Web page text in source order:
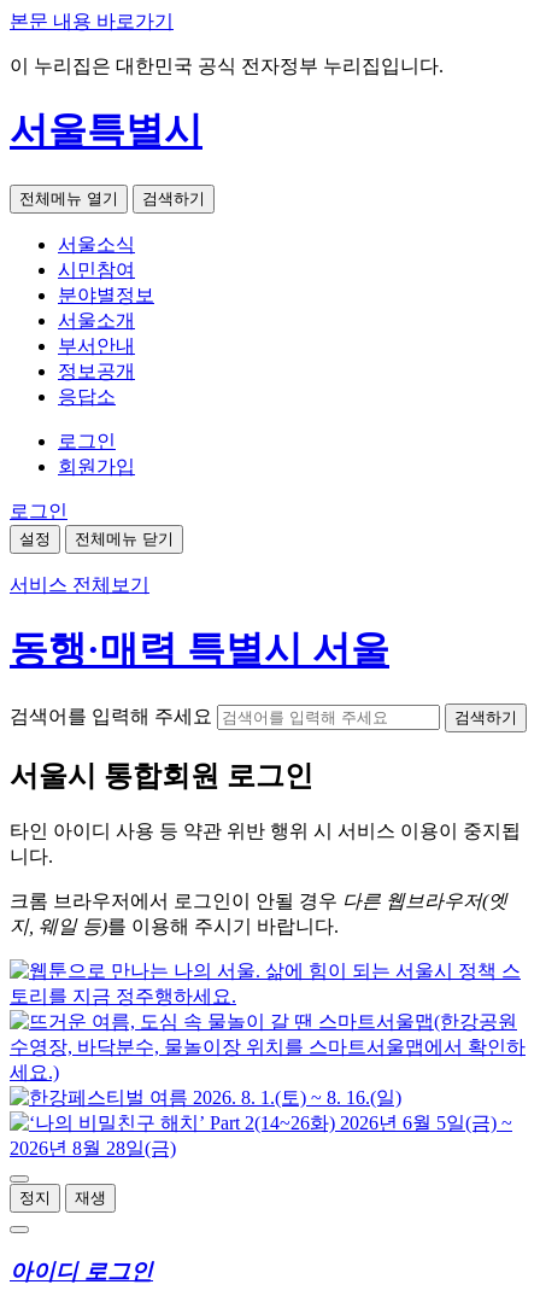
본문 내용 바로가기
이 누리집은 대한민국 공식 전자정부 누리집입니다.
서울특별시
전체메뉴 열기 검색하기
서울소식
시민참여
분야별정보
서울소개
부서안내
정보공개
응답소
로그인
회원가입
로그인
설정 전체메뉴 닫기
서비스 전체보기
동행·매력 특별시 서울
검색어를 입력해 주세요 검색하기
서울시 통합회원 로그인
타인 아이디 사용 등 약관 위반 행위 시 서비스 이용이 중지됩
니다.
크롬 브라우저에서 로그인이 안될 경우 다른 웹브라우저(엣
지, 웨일 등)를 이용해 주시기 바랍니다.
정지 재생
아이디 로그인